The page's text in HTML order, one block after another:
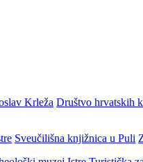
Krleža Društvo hrvatskih
Sveučilišna knjižnica u Puli